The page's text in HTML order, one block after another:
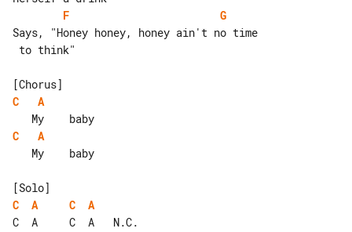
F
G
Says, "Honey honey, honey ain't no time
C
A
C
A
C
A C
A